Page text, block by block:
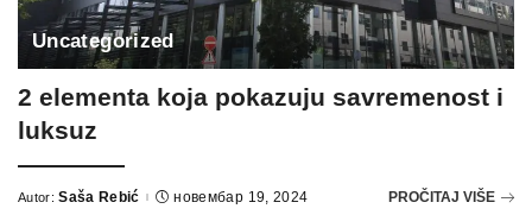
Uncategorized
2 elementa koja pokazuju savremenost i
luksuz
Posted
Autor: Saša Rebić новембар 19, 2024 PROČITAJ VIŠE